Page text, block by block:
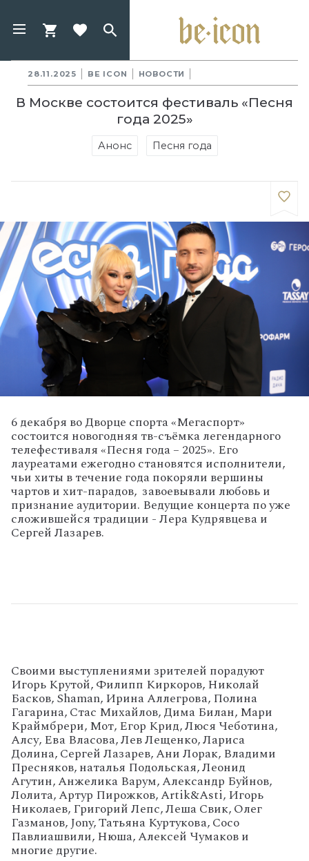
28.11.2025 BE ICON НОВОСТИ
В Москве состоится фестиваль «Песня
года 2025»
Анонс Песня года
6 декабря во Дворце спорта «Мегаспорт»
состоится новогодняя тв-съёмка легендарного
телефестиваля «Песня года – 2025». Его
лауреатами ежегодно становятся исполнители,
чьи хиты в течение года покоряли вершины
чартов и хит-парадов, завоевывали любовь и
признание аудитории. Ведущие концерта по уже
сложившейся традиции - Лера Кудрявцева и
Сергей Лазарев.
Своими выступлениями зрителей порадуют
Игорь Крутой, Филипп Киркоров, Николай
Басков, Shaman, Ирина Аллегрова, Полина
Гагарина, Стас Михайлов, Дима Билан, Мари
Краймбрери, Мот, Егор Крид, Люся Чеботина,
Алсу, Ева Власова, Лев Лещенко, Лариса
Долина, Сергей Лазарев, Ани Лорак, Владими
Пресняков, наталья Подольская, Леонид
Агутин, Анжелика Варум, Александр Буйнов,
Лолита, Артур Пирожков, Artik&Asti, Игорь
Николаев, Григорий Лепс, Леша Свик, Олег
Газманов, Jony, Татьяна Куртукова, Сосо
Павлиашвили, Нюша, Алексей Чумаков и
многие другие.